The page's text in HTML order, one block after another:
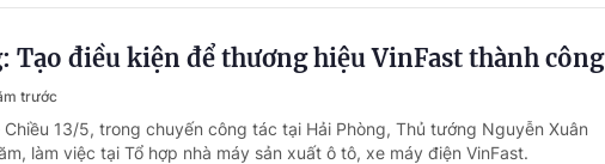
Tạo điều kiện để thương hiệu VinFast thành công
trước
13/5, trong chuyến công tác tại Hải Phòng, Thủ tướng Nguyễn Xuân
làm việc tại Tổ hợp nhà máy sản xuất ô tô, xe máy điện VinFast.